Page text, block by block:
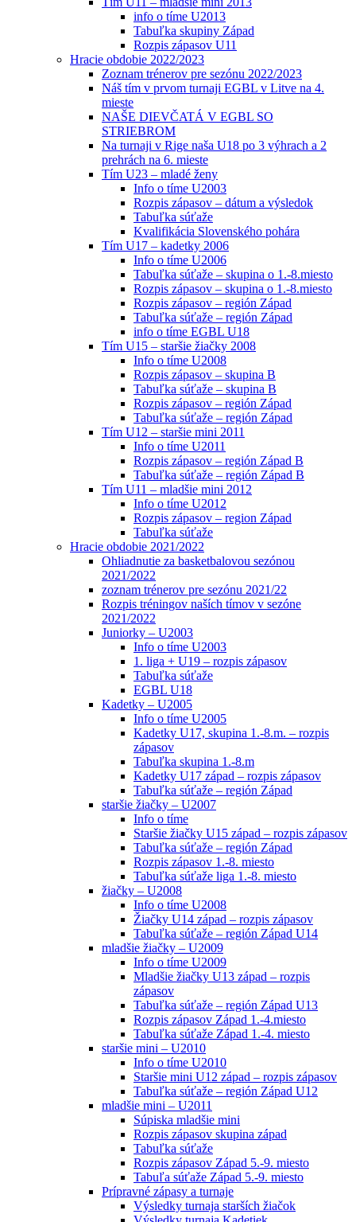
info o tíme U2013
Tabuľka skupiny Západ
Rozpis zápasov U11
Hracie obdobie 2022/2023
Zoznam trénerov pre sezónu 2022/2023
Náš tím v prvom turnaji EGBL v Litve na 4.
mieste
NAŠE DIEVČATÁ V EGBL SO
STRIEBROM
Na turnaji v Rige naša U18 po 3 výhrach a 2
prehrách na 6. mieste
Tím U23 – mladé ženy
Info o tíme U2003
Rozpis zápasov – dátum a výsledok
Tabuľka súťaže
Kvalifikácia Slovenského pohára
Tím U17 – kadetky 2006
Info o tíme U2006
Tabuľka súťaže – skupina o 1.-8.miesto
Rozpis zápasov – skupina o 1.-8.miesto
Rozpis zápasov – región Západ
Tabuľka súťaže – región Západ
info o tíme EGBL U18
Tím U15 – staršie žiačky 2008
Info o tíme U2008
Rozpis zápasov – skupina B
Tabuľka súťaže – skupina B
Rozpis zápasov – región Západ
Tabuľka súťaže – región Západ
Tím U12 – staršie mini 2011
Info o tíme U2011
Rozpis zápasov – región Západ B
Tabuľka súťaže – región Západ B
Tím U11 – mladšie mini 2012
Info o tíme U2012
Rozpis zápasov – region Západ
Tabuľka súťaže
Hracie obdobie 2021/2022
Ohliadnutie za basketbalovou sezónou
2021/2022
zoznam trénerov pre sezónu 2021/22
Rozpis tréningov naších tímov v sezóne
2021/2022
Juniorky – U2003
Info o tíme U2003
1. liga + U19 – rozpis zápasov
Tabuľka súťaže
EGBL U18
Kadetky – U2005
Info o tíme U2005
Kadetky U17, skupina 1.-8.m. – rozpis
zápasov
Tabuľka skupina 1.-8.m
Kadetky U17 západ – rozpis zápasov
Tabuľka súťaže – región Západ
staršie žiačky – U2007
Info o tíme
Staršie žiačky U15 západ – rozpis zápasov
Tabuľka súťaže – región Západ
Rozpis zápasov 1.-8. miesto
Tabuľka súťaže liga 1.-8. miesto
žiačky – U2008
Info o tíme U2008
Žiačky U14 západ – rozpis zápasov
Tabuľka súťaže – región Západ U14
mladšie žiačky – U2009
Info o tíme U2009
Mladšie žiačky U13 západ – rozpis
zápasov
Tabuľka súťaže – región Západ U13
Rozpis zápasov Západ 1.-4.miesto
Tabuľka súťaže Západ 1.-4. miesto
staršie mini – U2010
Info o tíme U2010
Staršie mini U12 západ – rozpis zápasov
Tabuľka súťaže – región Západ U12
mladšie mini – U2011
Súpiska mladšie mini
Rozpis zápasov skupina západ
Tabuľka súťaže
Rozpis zápasov Západ 5.-9. miesto
Tabuľa súťaže Západ 5.-9. miesto
Prípravné zápasy a turnaje
Výsledky turnaja starších žiačok